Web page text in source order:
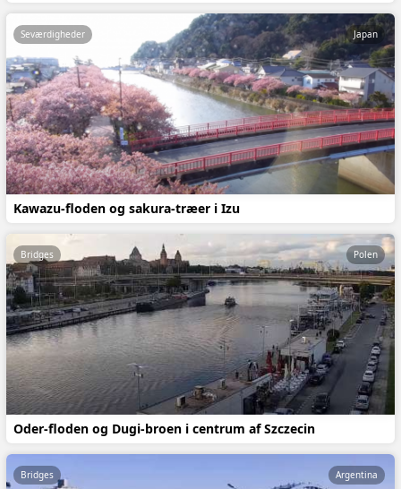
Kawazu-floden og sakura-træer i Izu
Seværdigheder Japan
Oder-floden og Dugi-broen i centrum af Szczecin
Bridges Polen
Bridges Argentina